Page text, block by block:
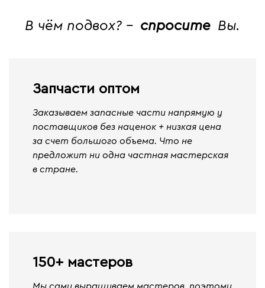
В чём подвох? - спросите Вы.
Запчасти оптом
Заказываем запасные части напрямую у
поставщиков без наценок + низкая цена
за счет большого объема. Что не
предложит ни одна частная мастерская
в стране.
150+ мастеров